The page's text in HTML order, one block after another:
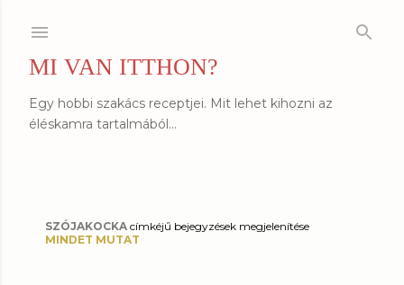
MI VAN ITTHON?
Egy hobbi szakács receptjei. Mit lehet kihozni az
éléskamra tartalmából...
BSZÓJAKOCKA címkéjű bejegyzések megjelenítése
MINDET MUTAT